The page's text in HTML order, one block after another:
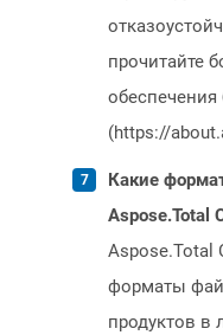
прочитайте
обеспечения
(https://
Какие
Aspose.Total
Aspose.Total
форматы
продуктов в